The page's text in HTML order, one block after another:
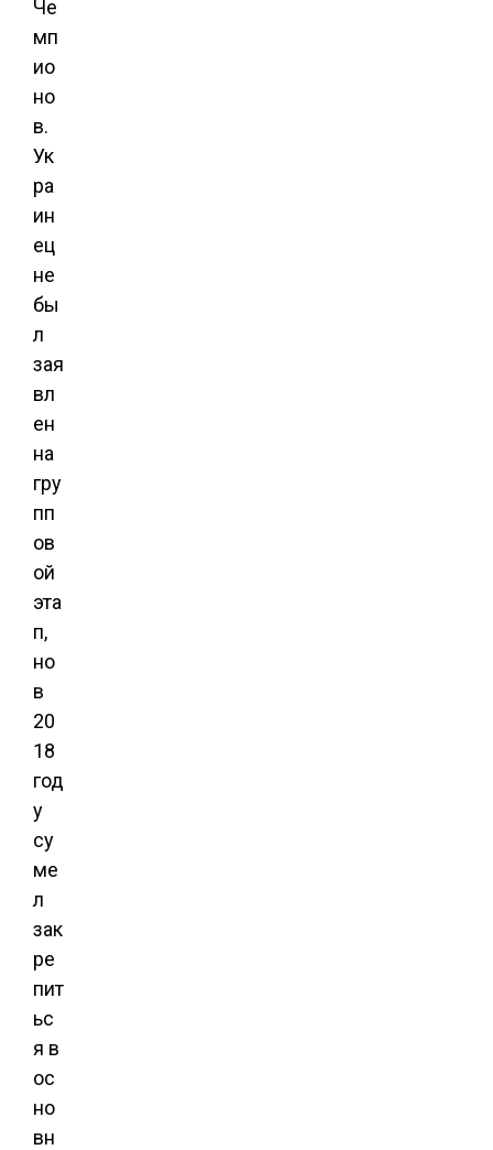
Че
мп
ио
но
в.
Ук
ра
ин
ец
не
бы
л
зая
вл
ен
на
гру
пп
ов
ой
эта
п,
но
в
20
18
год
у
су
ме
л
зак
ре
пит
ьс
я в
ос
но
вн